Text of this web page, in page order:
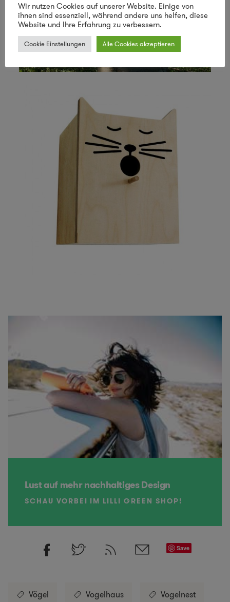
Lust auf mehr nachhaltiges Design
SCHAU VORBEI IM LILLI GREEN SHOP!
Save
Vögel Vogelhaus Vogelnest
Wir nutzen Cookies auf unserer Website. Einige von
ihnen sind essenziell, während andere uns helfen, diese
Website und Ihre Erfahrung zu verbessern.
Cookie Einstellungen Alle Cookies akzeptieren